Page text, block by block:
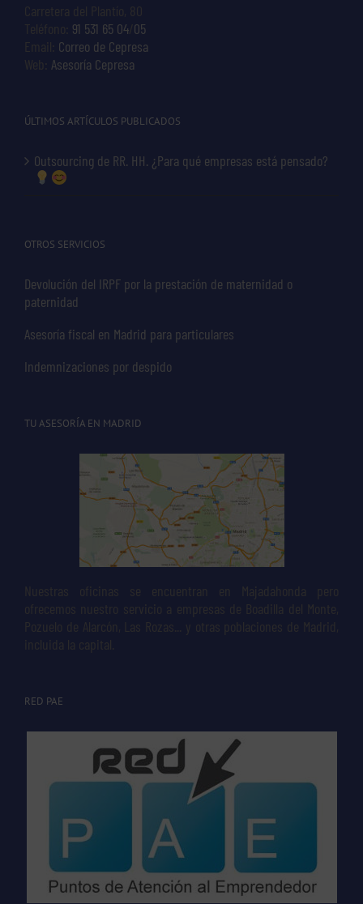
Carretera del Plantío, 80
Teléfono: 91 531 65 04 05
Email: Correo de Cepresa
Web: Asesoría Cepresa
ÚLTIMOS ARTÍCULOS PUBLICADOS
Outsourcing de RR. HH. ¿Para qué empresas está pensado?
OTROS SERVICIOS
Devolución del IRPF por la prestación de maternidad o
paternidad
Asesoría fiscal en Madrid para particulares
Indemnizaciones por despido
TU ASESORÍA EN MADRID
Nuestras oficinas se encuentran en Majadahonda pero
ofrecemos nuestro servicio a empresas de Boadilla del Monte,
Pozuelo de Alarcón, Las Rozas... y otras poblaciones de Madrid,
incluida la capital.
RED PAE